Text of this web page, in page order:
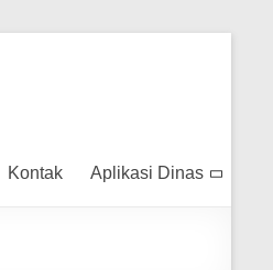
Kontak Aplikasi Dinas